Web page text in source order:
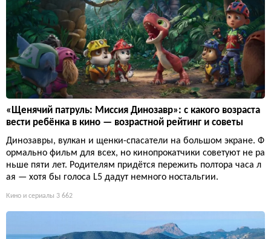
«Щенячий патруль: Миссия Динозавр»: с какого возраста
вести ребёнка в кино — возрастной рейтинг и советы
Динозавры, вулкан и щенки-спасатели на большом экране. Ф
ормально фильм для всех, но кинопрокатчики советуют не ра
ньше пяти лет. Родителям придётся пережить полтора часа л
ая — хотя бы голоса L5 дадут немного ностальгии.
Кино и сериалы 3 662